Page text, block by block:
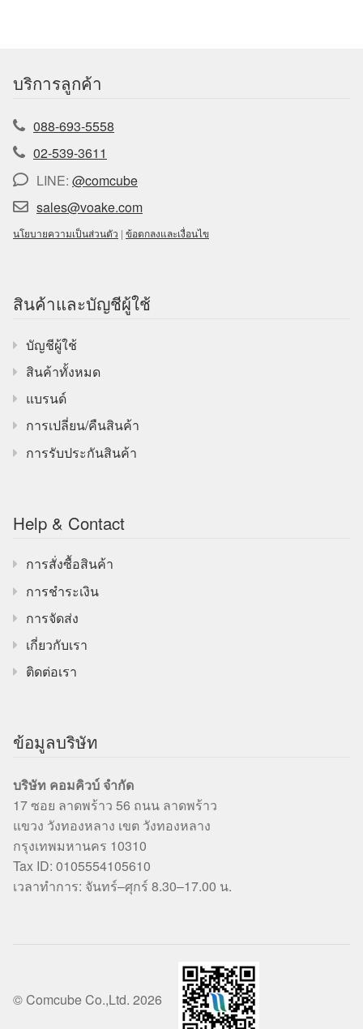
บริการลูกค้า
088-693-5558
02-539-3611
LINE: @comcube
sales@voake.com
นโยบายความเป็นส่วนตัว | ข้อตกลงและเงื่อนไข
สินค้าและบัญชีผู้ใช้
บัญชีผู้ใช้
สินค้าทั้งหมด
แบรนด์
การเปลี่ยน/คืนสินค้า
การรับประกันสินค้า
Help & Contact
การสั่งซื้อสินค้า
การชำระเงิน
การจัดส่ง
เกี่ยวกับเรา
ติดต่อเรา
ข้อมูลบริษัท
บริษัท คอมคิวบ์ จำกัด
17 ซอย ลาดพร้าว 56 ถนน ลาดพร้าว
แขวง วังทองหลาง เขต วังทองหลาง
กรุงเทพมหานคร 10310
Tax ID: 0105554105610
เวลาทำการ: จันทร์–ศุกร์ 8.30–17.00 น.
© Comcube Co.,Ltd. 2026